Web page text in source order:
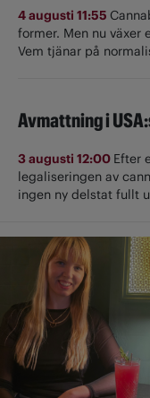
4 augusti 11:55
former. Men nu växer
Vem tjänar på
Avmattning i
3 augusti 12:00 Efter
legaliseringen av
ingen ny delstat fullt